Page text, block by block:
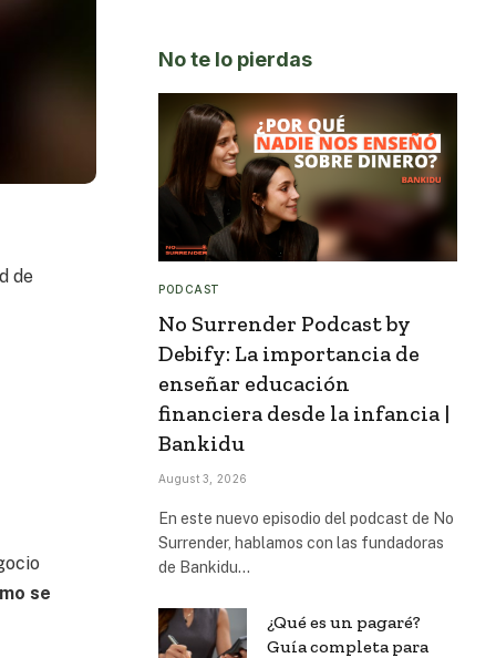
de
se
No te lo pierdas
PODCAST
No Surrender Podcast by
Debify: La importancia de
enseñar educación
financiera desde la infancia |
Bankidu
August 3, 2026
En este nuevo episodio del podcast de No
Surrender, hablamos con las fundadoras
de Bankidu…
¿Qué es un pagaré?
Guía completa para